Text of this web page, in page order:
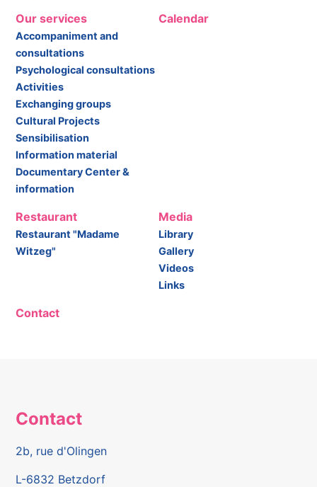
Our services
Accompaniment and
consultations
Psychological consultations
Activities
Exchanging groups
Cultural Projects
Sensibilisation
Information material
Documentary Center &
information
Calendar
Restaurant
Restaurant "Madame
Witzeg"
Media
Library
Gallery
Videos
Links
Contact
Contact
2b, rue d'Olingen
L-6832 Betzdorf